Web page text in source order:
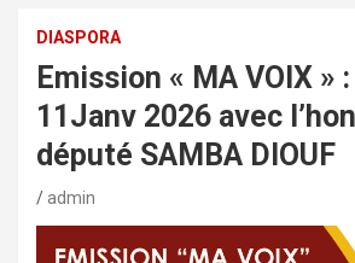
DIASPORA
Emission « MA VOIX »
11Janv 2026 avec
député SAMBA DIOUF
admin